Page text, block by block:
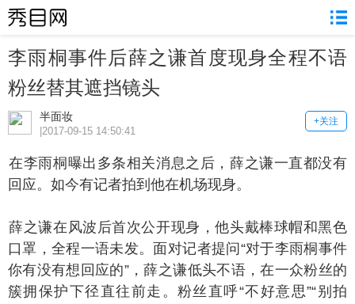
李雨桐事件后薛之谦首度现身全程不语
粉丝替其遮挡镜头
半面妆 +关注
|2017-09-15 14:50:41
雨桐曝出多条相关消息之后，薛之谦一直都没有
回应。如今有记者拍到他在机场现身。
谦在风波后首次公开现身，他头戴棒球帽和黑色
口罩，全程一语未发。面对记者提问“对于李雨桐事件
你有没有想回应的”，薛之谦低头不语，在一众粉丝的
簇拥保护下径直往前走。粉丝直呼“不好意思”“别拍